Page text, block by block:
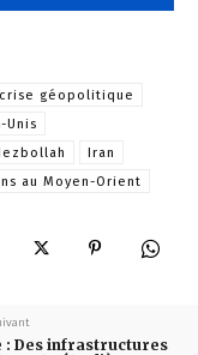
crise géopolitique
Unis
Iran
au Moyen-Orient
: Des infrastructures